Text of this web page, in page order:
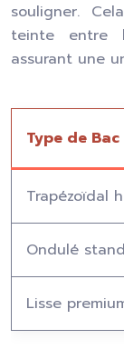
souligner.
teinte entre
assurant une
Type de
Trapézoïdal
Ondulé
Lisse